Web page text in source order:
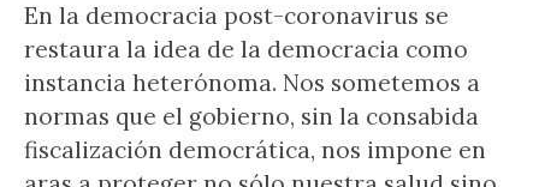
En la democracia post-coronavirus se
restaura la idea de la democracia como
instancia heterónoma. Nos sometemos a
normas que el gobierno, sin la consabida
fiscalización democrática, nos impone en